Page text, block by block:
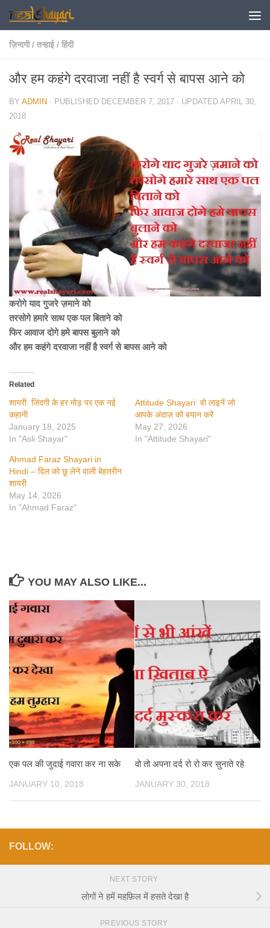
Skip to content
ज़िन्दगी / तन्हाई / हिंदी
और हम कहंगे दरवाजा नहीं है स्वर्ग से बापस आने को
BY ADMIN · PUBLISHED DECEMBER 7, 2017 · UPDATED APRIL 30,
2018
करोगे याद गुजरे ज़माने को
तरसोगे हमारे साथ एक पल बिताने को
फिर आवाज दोगे हमे बापस बुलाने को
और हम कहंगे दरवाजा नहीं है स्वर्ग से बापस आने को
Related
शायरी: जिंदगी के हर मोड़ पर एक नई
कहानी
January 18, 2025
In "Asli Shayar"
Attitude Shayari: वो लाइनें जो
आपके अंदाज़ को बयान करें
May 27, 2026
In "Attitude Shayari"
Ahmad Faraz Shayari in
Hindi – दिल को छू लेने वाली बेहतरीन
शायरी
May 14, 2026
In "Ahmad Faraz"
YOU MAY ALSO LIKE...
एक पल की जुदाई गवारा कर ना सके
JANUARY 10, 2018
वो तो अपना दर्द रो रो कर सुनाते रहे
JANUARY 30, 2018
FOLLOW:
NEXT STORY
लोगों ने हमें महफ़िल में हसते देखा है
PREVIOUS STORY